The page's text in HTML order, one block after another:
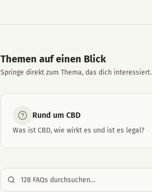
Themen auf einen Blick
Springe direkt zum Thema, das dich interessiert.
Rund um CBD
Was ist CBD, wie wirkt es und ist es legal?